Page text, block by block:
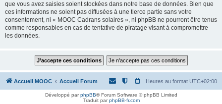
que vous avez saisies soient stockées dans notre base de données. Bien que
ces informations ne soient pas diffusées à une tierce partie sans votre
consentement, ni « MOOC Cadrans solaires », ni phpBB ne pourront être tenus
comme responsables en cas de tentative de piratage visant à compromettre
les données.
Accueil MOOC Accueil Forum Heures au format UTC+02:00
Développé parphpBB® Forum Software © phpBB Limited
Traduit parphpBB-fr.com